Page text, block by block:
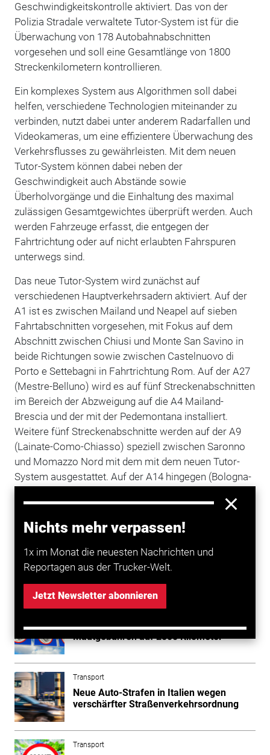
Nichts mehr verpassen!
1x im Monat die neuesten Nachrichten und
Reportagen aus der Trucker-Welt.
Jetzt Newsletter abonnieren
Geschwindigkeitskontrolle aktiviert. Das von der
Polizia Stradale verwaltete Tutor-System ist für die
Überwachung von 178 Autobahnabschnitten
vorgesehen und soll eine Gesamtlänge von 1800
Streckenkilometern kontrollieren.
Ein komplexes System aus Algorithmen soll dabei
helfen, verschiedene Technologien miteinander zu
verbinden, nutzt dabei unter anderem Radarfallen und
Videokameras, um eine effizientere Überwachung des
Verkehrsflusses zu gewährleisten. Mit dem neuen
Tutor-System können dabei neben der
Geschwindigkeit auch Abstände sowie
Überholvorgänge und die Einhaltung des maximal
zulässigen Gesamtgewichtes überprüft werden. Auch
werden Fahrzeuge erfasst, die entgegen der
Fahrtrichtung oder auf nicht erlaubten Fahrspuren
unterwegs sind.
Das neue Tutor-System wird zunächst auf
verschiedenen Hauptverkehrsadern aktiviert. Auf der
A1 ist es zwischen Mailand und Neapel auf sieben
Fahrtabschnitten vorgesehen, mit Fokus auf dem
Abschnitt zwischen Chiusi und Monte San Savino in
beide Richtungen sowie zwischen Castelnuovo di
Porto e Settebagni in Fahrtrichtung Rom. Auf der A27
(Mestre-Belluno) wird es auf fünf Streckenabschnitten
im Bereich der Abzweigung auf die A4 Mailand-
Brescia und der mit der Pedemontana installiert.
Weitere fünf Streckenabschnitte werden auf der A9
(Lainate-Como-Chiasso) speziell zwischen Saronno
und Momazzo Nord mit dem mit dem neuen Tutor-
System ausgestattet. Auf der A14 hingegen (Bologna-
Pesaro und Rimini Sud intensiviert, auf der A11
(Florenz-Pisa Nord) zwischen Montecatini und Prato
Transport
Italienische Autobahnen: erhöhte
Mautgebühren auf 2800 Kilometer
Transport
Neue Auto-Strafen in Italien wegen
verschärfter Straßenverkehrsordnung
Transport